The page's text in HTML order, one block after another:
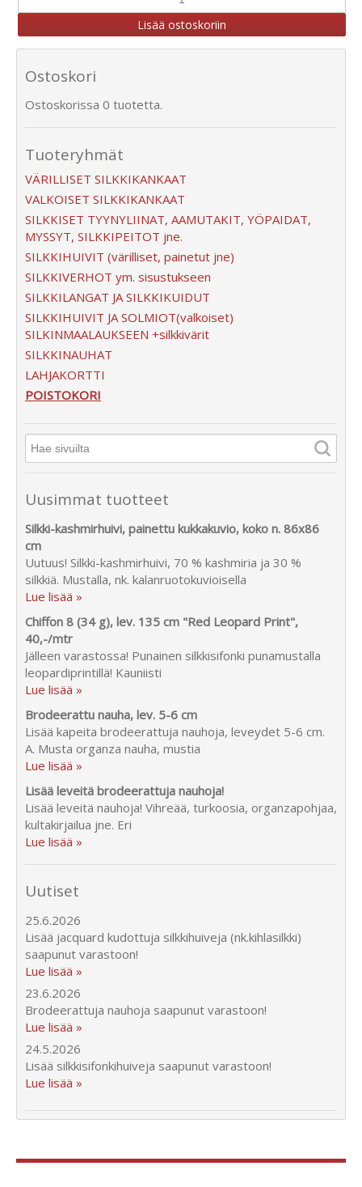
Ostoskori
Ostoskorissa 0 tuotetta.
Tuoteryhmät
VÄRILLISET SILKKIKANKAAT
VALKOISET SILKKIKANKAAT
SILKKISET TYYNYLIINAT, AAMUTAKIT, YÖPAIDAT,
MYSSYT, SILKKIPEITOT jne.
SILKKIHUIVIT (värilliset, painetut jne)
SILKKIVERHOT ym. sisustukseen
SILKKILANGAT JA SILKKIKUIDUT
SILKKIHUIVIT JA SOLMIOT(valkoiset)
SILKINMAALAUKSEEN +silkkivärit
SILKKINAUHAT
LAHJAKORTTI
POISTOKORI
Uusimmat tuotteet
Silkki-kashmirhuivi, painettu kukkakuvio, koko n. 86x86
cm
Uutuus! Silkki-kashmirhuivi, 70 % kashmiria ja 30 %
silkkiä. Mustalla, nk. kalanruotokuvioisella
Lue lisää »
Chiffon 8 (34 g), lev. 135 cm "Red Leopard Print",
40,-/mtr
Jälleen varastossa! Punainen silkkisifonki punamustalla
leopardiprintillä! Kauniisti
Lue lisää »
Brodeerattu nauha, lev. 5-6 cm
Lisää kapeita brodeerattuja nauhoja, leveydet 5-6 cm.
A. Musta organza nauha, mustia
Lue lisää »
Lisää leveitä brodeerattuja nauhoja!
Lisää leveitä nauhoja! Vihreää, turkoosia, organzapohjaa,
kultakirjailua jne. Eri
Lue lisää »
Uutiset
25.6.2026
Lisää jacquard kudottuja silkkihuiveja (nk.kihlasilkki)
saapunut varastoon!
Lue lisää »
23.6.2026
Brodeerattuja nauhoja saapunut varastoon!
Lue lisää »
24.5.2026
Lisää silkkisifonkihuiveja saapunut varastoon!
Lue lisää »